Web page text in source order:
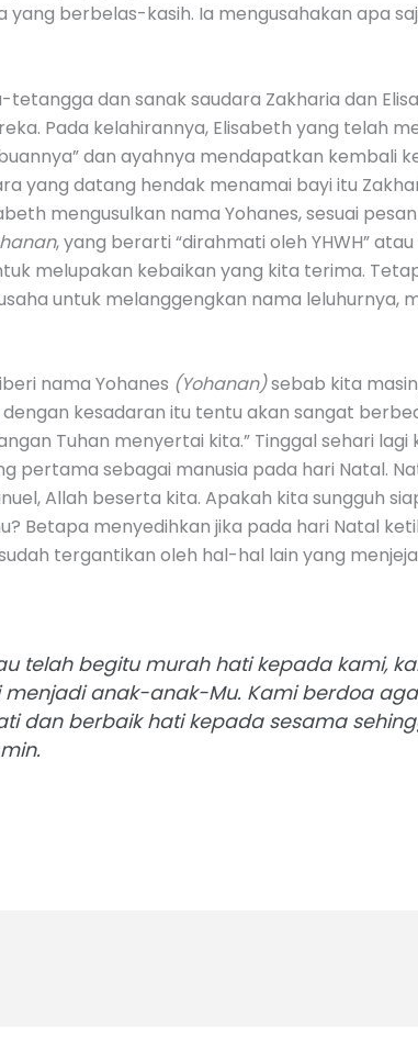
yang berbelas-kasih. Ia mengusahakan apa
dan sanak saudara Zakharia dan
Pada kelahirannya, Elisabeth yang telah
dan ayahnya mendapatkan kembali
yang datang hendak menamai bayi itu
mengusulkan nama Yohanes, sesuai
, yang berarti “dirahmati oleh YHWH” atau
melupakan kebaikan yang kita terima.
untuk melanggengkan nama leluhurnya,
nama Yohanes (Yohanan)sebab kita
dengan kesadaran itu tentu akan sangat
Tuhan menyertai kita.” Tinggal sehari
pertama sebagai manusia pada hari Natal.
Allah beserta kita. Apakah kita sungguh
Betapa menyedihkan jika pada hari Natal
tergantikan oleh hal-hal lain yang
telah begitu murah hati kepada kami,
anak-anak-Mu. Kami berdoa
dan berbaik hati kepada sesama